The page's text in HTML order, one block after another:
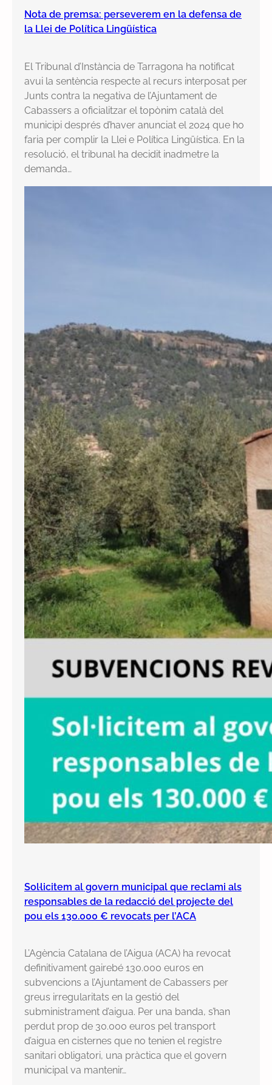
Nota de premsa: perseverem en la defensa de
la Llei de Política Lingüística
El Tribunal d’Instància de Tarragona ha notificat
avui la sentència respecte al recurs interposat per
Junts contra la negativa de l’Ajuntament de
Cabassers a oficialitzar el topònim català del
municipi després d’haver anunciat el 2024 que ho
faria per complir la Llei e Política Lingüística. En la
resolució, el tribunal ha decidit inadmetre la
demanda…
Sol·licitem al govern municipal que reclami als
responsables de la redacció del projecte del
pou els 130.000 € revocats per l’ACA
L’Agència Catalana de l’Aigua (ACA) ha revocat
definitivament gairebé 130.000 euros en
subvencions a l’Ajuntament de Cabassers per
greus irregularitats en la gestió del
subministrament d’aigua. Per una banda, s’han
perdut prop de 30.000 euros pel transport
d’aigua en cisternes que no tenien el registre
sanitari obligatori, una pràctica que el govern
municipal va mantenir…